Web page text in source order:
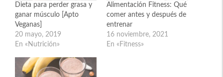
Dieta para perder grasa y
ganar músculo [Apto
Veganas]
20 mayo, 2019
En «Nutrición»
Alimentación Fitness: Qué
comer antes y después de
entrenar
16 noviembre, 2021
En «Fitness»